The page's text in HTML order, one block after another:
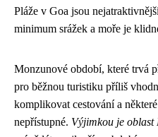
Pláže v Goa jsou
minimum srážek a moře je
Monzunové období, které trvá
pro běžnou turistiku příliš
komplikovat cestování a
nepřístupné. Výjimkou je